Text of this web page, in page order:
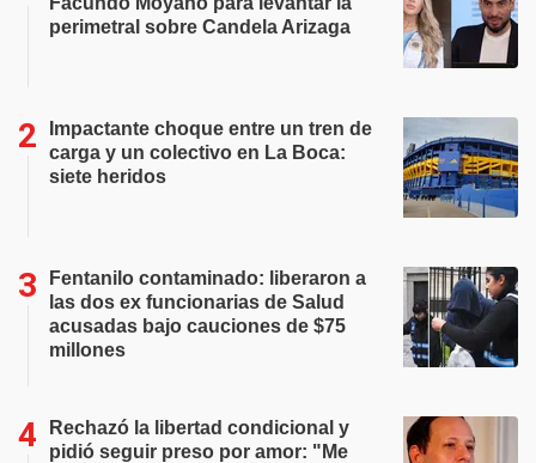
perimetral sobre Candela Arizaga
Impactante choque entre un tren de
carga y un colectivo en La Boca:
siete heridos
Fentanilo contaminado: liberaron a
las dos ex funcionarias de Salud
acusadas bajo cauciones de $75
millones
Rechazó la libertad condicional y
pidió seguir preso por amor: "Me